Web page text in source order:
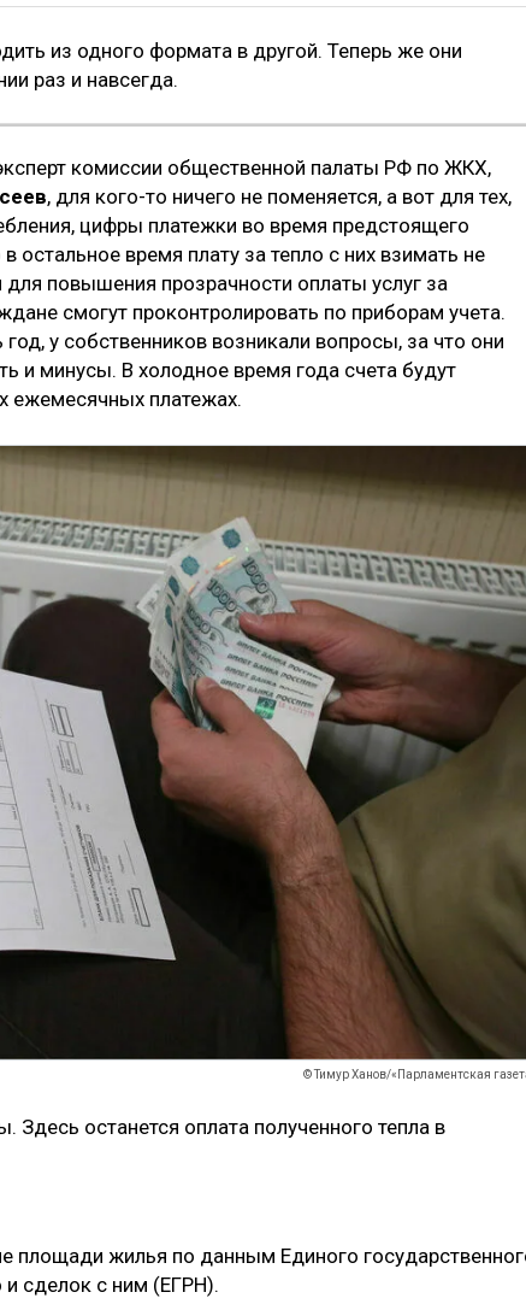
из одного формата в другой. Теперь же они
раз и навсегда.
комиссии общественной палаты РФ по ЖКХ,
, для кого-то ничего не поменяется, а вот для тех,
цифры платежки во время предстоящего
остальное время плату за тепло с них взимать не
для повышения прозрачности оплаты услуг за
смогут проконтролировать по приборам учета.
у собственников возникали вопросы, за что они
и минусы. В холодное время года счета будут
ежемесячных платежах.
© Тимур Ханов/«Парламентская
останется оплата полученного тепла в
площади жилья по данным Единого
сделок с ним (ЕГРН).